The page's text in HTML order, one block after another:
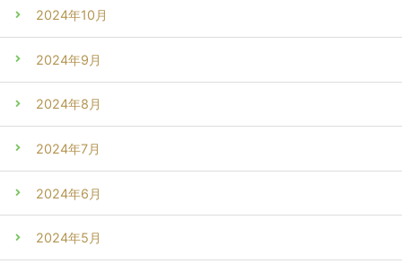
2024年10月
2024年9月
2024年8月
2024年7月
2024年6月
2024年5月